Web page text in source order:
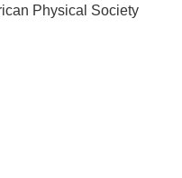
Physical Society